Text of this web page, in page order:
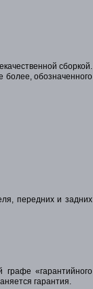
сборкой.
более, обозначенного
передних и задних
«гарантийного
гарантия.